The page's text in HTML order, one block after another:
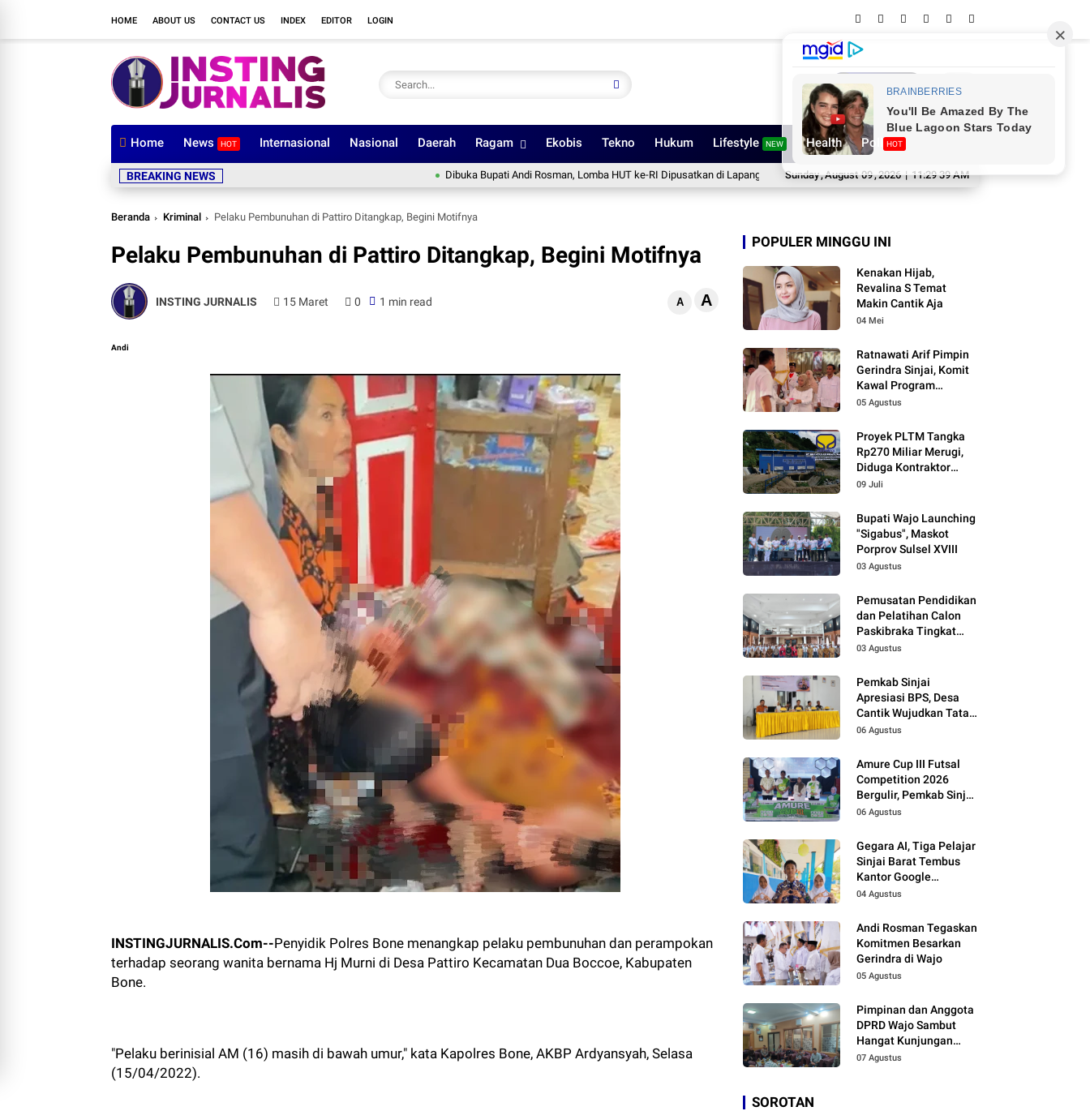
HOME ABOUT US CONTACT US INDEX EDITOR LOGIN
Network
Home News HOT Internasional Nasional Daerah Ragam Ekobis Tekno Hukum Lifestyle NEW Health Poll HOT
Sunday,August 09,2026|11:29 40 AM
BREAKING NEWS Dibuka Bupati Andi Rosman, Lomba HUT ke-RI Dipusatkan di Lapangan Merdeka Pengcab ORADO Sinjai Gelar Turnamen Domino HUT ke-81 RI,
Beranda Kriminal Pelaku Pembunuhan di Pattiro Ditangkap, Begini Motifnya
Pelaku Pembunuhan di Pattiro Ditangkap, Begini Motifnya
INSTING JURNALIS 15 Maret 0 1 min read A A
Andi
INSTINGJURNALIS.Com--Penyidik Polres Bone menangkap pelaku pembunuhan dan perampokan
terhadap seorang wanita bernama Hj Murni di Desa Pattiro Kecamatan Dua Boccoe, Kabupaten
Bone.
"Pelaku berinisial AM (16) masih di bawah umur," kata Kapolres Bone, AKBP Ardyansyah, Selasa
(15/04/2022).
POPULER MINGGU INI
Kenakan Hijab,
Revalina S Temat
Makin Cantik Aja
04 Mei
Ratnawati Arif Pimpin
Gerindra Sinjai, Komit
Kawal Program
Prabowo
05 Agustus
Proyek PLTM Tangka
Rp270 Miliar Merugi,
Diduga Kontraktor
Tidak Profesional,
09 Juli
Bupati Wajo Launching
"Sigabus", Maskot
Porprov Sulsel XVIII
03 Agustus
Pemusatan Pendidikan
dan Pelatihan Calon
Paskibraka Tingkat
Kabupaten Tahun 2026
03 Agustus
Pemkab Sinjai
Apresiasi BPS, Desa
Cantik Wujudkan Tata
Kelola Data Terpadu
06 Agustus
Amure Cup III Futsal
Competition 2026
Bergulir, Pemkab Sinjai
Dukung Pembinaan
06 Agustus
Gegara AI, Tiga Pelajar
Sinjai Barat Tembus
Kantor Google
Indonesia
04 Agustus
Andi Rosman Tegaskan
Komitmen Besarkan
Gerindra di Wajo
05 Agustus
Pimpinan dan Anggota
DPRD Wajo Sambut
Hangat Kunjungan
Silaturahmi Kapolres
07 Agustus
SOROTAN